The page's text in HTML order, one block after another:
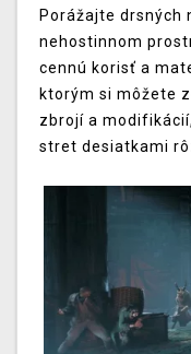
Porážajte drsných
nehostinnom
cennú korisť a
ktorým si môžete
zbrojí a modifikácií,
stret desiatkami